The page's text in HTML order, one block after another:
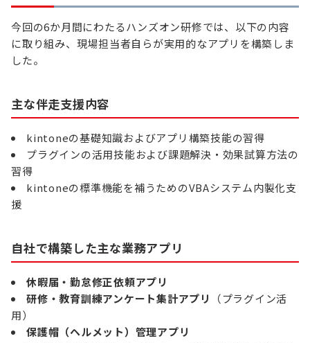
今回の6か月間にわたるハンズオン研修では、以下の内容
に取り組み、現場担当者自らが実用的なアプリを構築しま
した。
主な伴走支援内容
kintoneの基礎知識およびアプリ構築技能の習得
プラグインの活用技能および課題解決・効果試算方法の
習得
kintoneの標準機能を補うためのVBAシステム内製化支
援
自社で構築した主な業務アプリ
休暇届・勤怠修正依頼アプリ
研修・教育訓練アンケート集計アプリ
（プラグイン活
用）
保護帽（ヘルメット）管理アプリ